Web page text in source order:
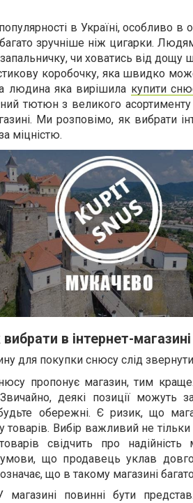
в Україні, особливо в
зручніше ніж цигарки.
чи ховатись від дощу
коробочку, яка швидко
людина яка вирішила купити
тютюн з великого
Ми розповімо, як вибрати
міцністю.
вибрати в інтернет-
для покупки снюсу слід
пропонує магазин, тим
деякі позиції можуть
будьте обережні. Є ризик, що
товарів. Вибір важливий не
свідчить про надійність
що продавець уклав
що в такому магазині
повинні бути